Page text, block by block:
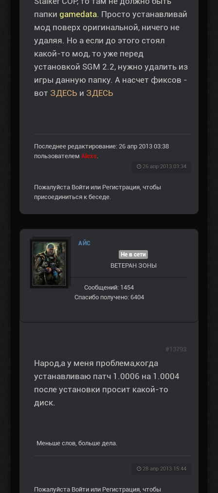
папки gamedata. Просто устанавливай
мод поверх оригинальной, ничего не
удаляя. Но а если до этого стоял
какой-то мод, то уже перед
установкой SGM 2.2, нужно удалить из
игры данную папку. А насчет фиксов -
вот ЗДЕСЬ и ЗДЕСЬ
Последнее редактирование: 26 апр 2013 03:38
пользователем Alexs
26 апр 2013 03:34
Пожалуйста Войти или Регистрация , чтобы
присоединиться к беседе.
AЙС
Не в сети
ВЕТЕРАН ЗOНЫ
Сообщений: 1454
Спасибо получено: 6404
Народ,а у меня проблема,когда
устанавливаю патч 1.0006 на 1.0004
после установки просит какой-то
диск.
Меньше слов, больше дела.
28 апр 2013 15:44
#13793
Пожалуйста Войти или Регистрация , чтобы